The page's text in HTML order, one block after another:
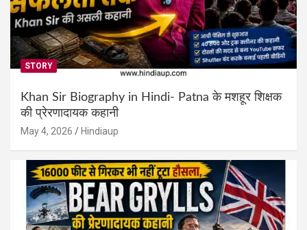
STORY
Khan Sir Biography in Hindi- Patna के मशहूर शिक्षक
की प्रेरणादायक कहानी
May 4, 2026 Hindiaup